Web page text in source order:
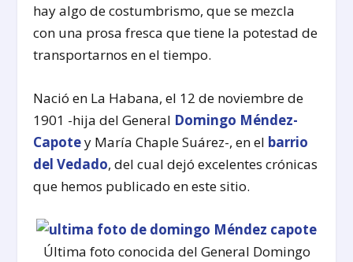
hay algo de costumbrismo, que se mezcla
con una prosa fresca que tiene la potestad de
transportarnos en el tiempo.
Nació en La Habana, el 12 de noviembre de
1901 -hija del General Domingo Méndez-
Capotey María Chaple Suárez-, en el barrio
del Vedado, del cual dejó excelentes crónicas
que hemos publicado en este sitio.
Última foto conocida del General Domingo